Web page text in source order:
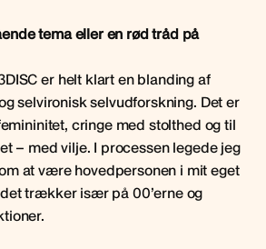
tema eller en rød tråd på
er helt klart en blanding af
selvironisk selvudforskning. Det er
cringe med stolthed og til
– med vilje. I processen legede jeg
at være hovedpersonen i mit eget
trækker især på 00’erne og